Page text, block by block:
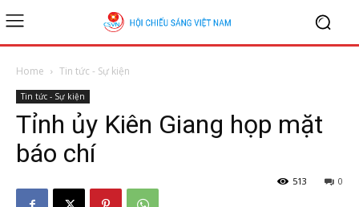
Home Tin tức - Sự kiện
Tin tức - Sự kiện
Tỉnh ủy Kiên Giang họp mặt
báo chí
0
513